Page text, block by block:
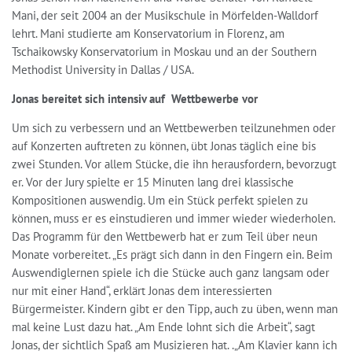
Mani, der seit 2004 an der Musikschule in Mörfelden-Walldorf
lehrt. Mani studierte am Konservatorium in Florenz, am
Tschaikowsky Konservatorium in Moskau und an der Southern
Methodist University in Dallas / USA.
Jonas bereitet sich intensiv auf Wettbewerbe vor
Um sich zu verbessern und an Wettbewerben teilzunehmen oder
auf Konzerten auftreten zu können, übt Jonas täglich eine bis
zwei Stunden. Vor allem Stücke, die ihn herausfordern, bevorzugt
er. Vor der Jury spielte er 15 Minuten lang drei klassische
Kompositionen auswendig. Um ein Stück perfekt spielen zu
können, muss er es einstudieren und immer wieder wiederholen.
Das Programm für den Wettbewerb hat er zum Teil über neun
Monate vorbereitet. „Es prägt sich dann in den Fingern ein. Beim
Auswendiglernen spiele ich die Stücke auch ganz langsam oder
nur mit einer Hand“, erklärt Jonas dem interessierten
Bürgermeister. Kindern gibt er den Tipp, auch zu üben, wenn man
mal keine Lust dazu hat. „Am Ende lohnt sich die Arbeit“, sagt
Jonas, der sichtlich Spaß am Musizieren hat. .„Am Klavier kann ich